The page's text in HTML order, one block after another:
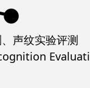
声纹实验评测